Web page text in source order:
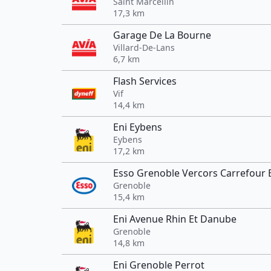
17,3 km
Garage De La Bourne
Villard-De-Lans
6,7 km
Flash Services
Vif
14,4 km
Eni Eybens
Eybens
17,2 km
Esso Grenoble Vercors Carrefour
Grenoble
15,4 km
Eni Avenue Rhin Et Danube
Grenoble
14,8 km
Eni Grenoble Perrot